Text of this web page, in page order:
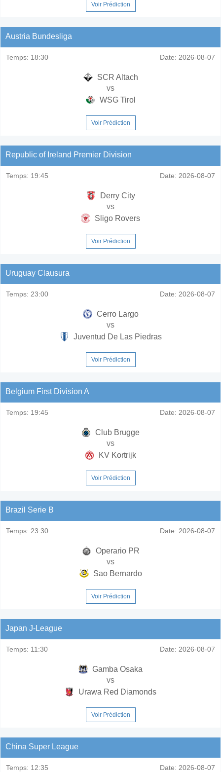
Voir Prédiction
Austria Bundesliga
Temps: 18:30 Date: 2026-08-07
SCR Altach
vs
WSG Tirol
Voir Prédiction
Republic of Ireland Premier Division
Temps: 19:45 Date: 2026-08-07
Derry City
vs
Sligo Rovers
Voir Prédiction
Uruguay Clausura
Temps: 23:00 Date: 2026-08-07
Cerro Largo
vs
Juventud De Las Piedras
Voir Prédiction
Belgium First Division A
Temps: 19:45 Date: 2026-08-07
Club Brugge
vs
KV Kortrijk
Voir Prédiction
Brazil Serie B
Temps: 23:30 Date: 2026-08-07
Operario PR
vs
Sao Bernardo
Voir Prédiction
Japan J-League
Temps: 11:30 Date: 2026-08-07
Gamba Osaka
vs
Urawa Red Diamonds
Voir Prédiction
China Super League
Temps: 12:35 Date: 2026-08-07